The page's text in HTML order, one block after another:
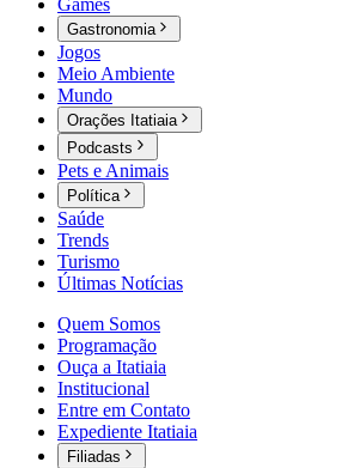
Gastronomia
Jogos
Meio Ambiente
Mundo
Orações Itatiaia
Podcasts
Pets e Animais
Política
Saúde
Trends
Turismo
Últimas Notícias
Quem Somos
Programação
Ouça a Itatiaia
Institucional
Entre em Contato
Expediente Itatiaia
Filiadas